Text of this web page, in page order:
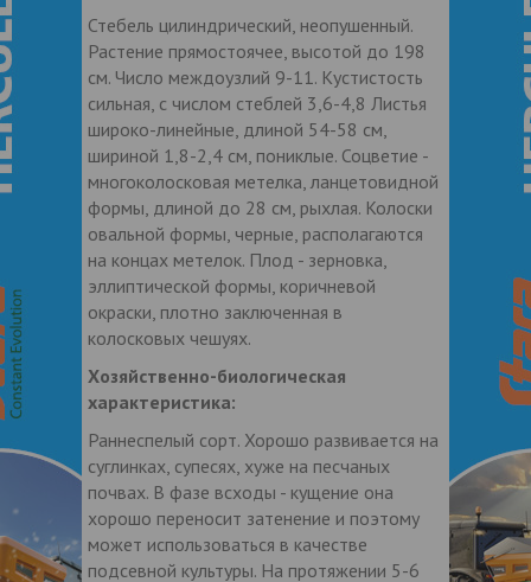
Стебель цилиндрический, неопушенный.
Растение прямостоячее, высотой до 198
см. Число междоузлий 9-11. Кустистость
сильная, с числом стеблей 3,6-4,8 Листья
широко-линейные, длиной 54-58 см,
шириной 1,8-2,4 см, пониклые. Соцветие -
многоколосковая метелка, ланцетовидной
формы, длиной до 28 см, рыхлая. Колоски
овальной формы, черные, располагаются
на концах метелок. Плод - зерновка,
эллиптической формы, коричневой
окраски, плотно заключенная в
колосковых чешуях.
Хозяйственно-биологическая
характеристика:
Раннеспелый сорт. Хорошо развивается на
суглинках, супесях, хуже на песчаных
почвах. В фазе всходы - кущение она
хорошо переносит затенение и поэтому
может использоваться в качестве
подсевной культуры. На протяжении 5-6